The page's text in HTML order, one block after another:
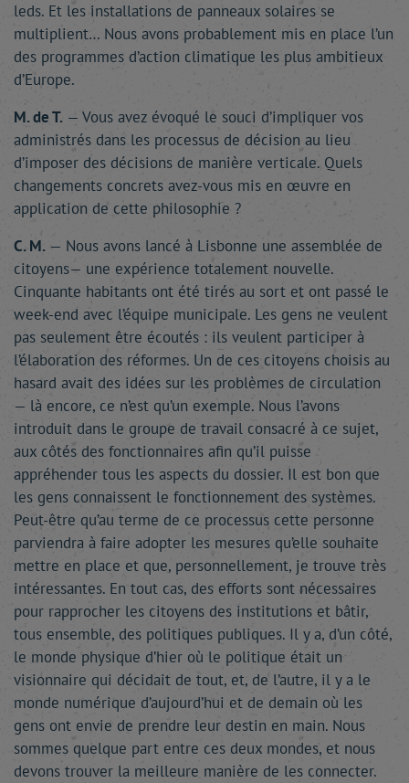
leds. Et les installations de panneaux solaires se
multiplient… Nous avons probablement mis en place l’un
des programmes d’action climatique les plus ambitieux
d’Europe.
M. de T. — Vous avez évoqué le souci d’impliquer vos
administrés dans les processus de décision au lieu
d’imposer des décisions de manière verticale. Quels
changements concrets avez-vous mis en œuvre en
application de cette philosophie ?
C. M. — Nous avons lancé à Lisbonne une assemblée de
citoyens— une expérience totalement nouvelle.
Cinquante habitants ont été tirés au sort et ont passé le
week-end avec l’équipe municipale. Les gens ne veulent
pas seulement être écoutés : ils veulent participer à
l’élaboration des réformes. Un de ces citoyens choisis au
hasard avait des idées sur les problèmes de circulation
— là encore, ce n’est qu’un exemple. Nous l’avons
introduit dans le groupe de travail consacré à ce sujet,
aux côtés des fonctionnaires afin qu’il puisse
appréhender tous les aspects du dossier. Il est bon que
les gens connaissent le fonctionnement des systèmes.
Peut-être qu’au terme de ce processus cette personne
parviendra à faire adopter les mesures qu’elle souhaite
mettre en place et que, personnellement, je trouve très
intéressantes. En tout cas, des efforts sont nécessaires
pour rapprocher les citoyens des institutions et bâtir,
tous ensemble, des politiques publiques. Il y a, d’un côté,
le monde physique d’hier où le politique était un
visionnaire qui décidait de tout, et, de l’autre, il y a le
monde numérique d’aujourd’hui et de demain où les
gens ont envie de prendre leur destin en main. Nous
sommes quelque part entre ces deux mondes, et nous
devons trouver la meilleure manière de les connecter.